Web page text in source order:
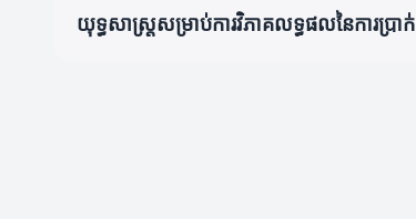
យុទ្ធសាស្ត្រសម្រាប់ការវិភាគលទ្ធផលនៃការប្រាក់